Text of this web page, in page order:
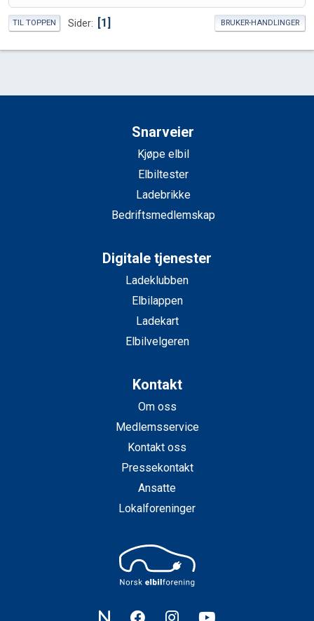
TIL TOPPEN Sider 1 BRUKER-HANDLINGER
Snarveier
Kjøpe elbil
Elbiltester
Ladebrikke
Bedriftsmedlemskap
Digitale tjenester
Ladeklubben
Elbilappen
Ladekart
Elbilvelgeren
Kontakt
Om oss
Medlemsservice
Kontakt oss
Pressekontakt
Ansatte
Lokalforeninger